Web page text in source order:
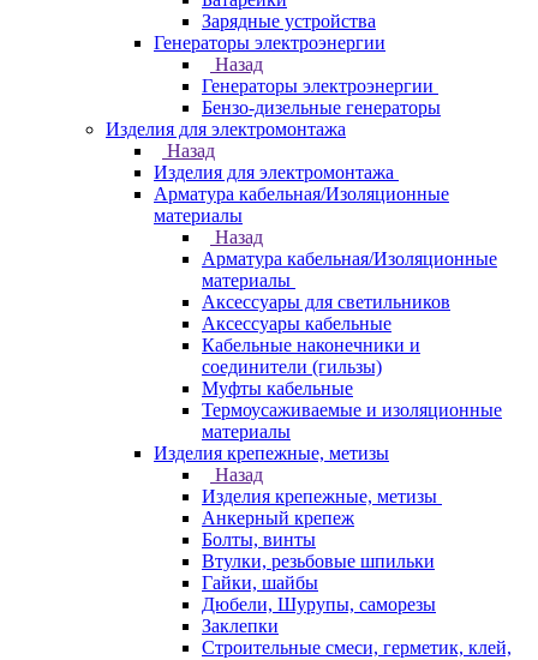
Зарядные устройства
Генераторы электроэнергии
Назад
Генераторы электроэнергии
Бензо-дизельные генераторы
Изделия для электромонтажа
Назад
Изделия для электромонтажа
Арматура кабельная/Изоляционные
материалы
Назад
Арматура кабельная/Изоляционные
материалы
Аксессуары для светильников
Аксессуары кабельные
Кабельные наконечники и
соединители (гильзы)
Муфты кабельные
Термоусаживаемые и изоляционные
материалы
Изделия крепежные, метизы
Назад
Изделия крепежные, метизы
Анкерный крепеж
Болты, винты
Втулки, резьбовые шпильки
Гайки, шайбы
Дюбели, Шурупы, саморезы
Заклепки
Строительные смеси, герметик, клей,